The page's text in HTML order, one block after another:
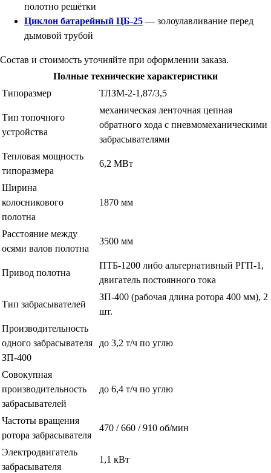
полотно решётки
Циклон батарейный ЦБ-25 — золоулавливание перед
дымовой трубой
Состав и стоимость уточняйте при оформлении заказа.
Полные технические характеристики
Типоразмер
ТЛЗМ-2-1,87/3,5
Тип топочного
устройства
механическая ленточная цепная
обратного хода с пневмомеханическими
забрасывателями
Тепловая мощность
типоразмера
6,2 МВт
Ширина
колосникового
полотна
1870 мм
Расстояние между
осями валов полотна
3500 мм
Привод полотна
ПТБ-1200 либо альтернативный РГП-1,
двигатель постоянного тока
Тип забрасывателей
ЗП-400 (рабочая длина ротора 400 мм), 2
шт.
Производительность
одного забрасывателя
ЗП-400
до 3,2 т/ч по углю
Совокупная
производительность
забрасывателей
до 6,4 т/ч по углю
Частоты вращения
ротора забрасывателя
470 / 660 / 910 об/мин
Электродвигатель
забрасывателя
1,1 кВт